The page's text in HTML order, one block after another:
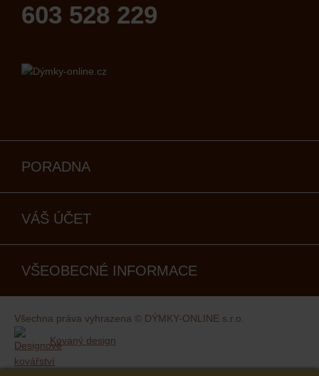
603 528 229
PORADNA
VÁŠ ÚČET
VŠEOBECNÉ INFORMACE
Všechna práva vyhrazena © DÝMKY-ONLINE s.r.o.
Kovaný design